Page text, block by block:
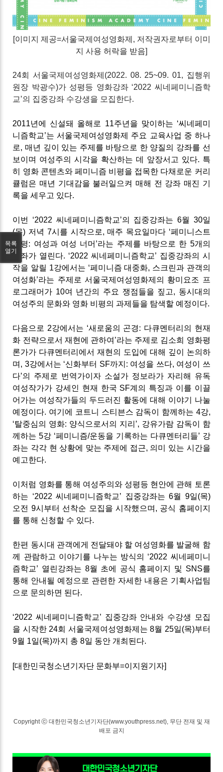
[이미지 제공=서울국제여성영화제, 저작권자로부터 이미
지 사용 허락을 받음]
24회 서울국제여성영화제(2022. 08. 25~09. 01, 집행위
원장 박광수)가 성평등 영화강좌 ‘2022 씨네페미니즘학
교’의 집중강좌 수강생을 모집한다.
2011년에 신설돼 올해로 11주년을 맞이하는 ‘씨네페미
니즘학교’는 서울국제여성영화제 주요 교육사업 중 하나
로, 매년 깊이 있는 주제를 바탕으로 한 양질의 강좌를 선
보이며 여성주의 시각을 확산하는 데 앞장서고 있다. 특
히 영화 콘텐츠와 페미니즘 비평을 접목한 다채로운 커리
큘럼은 매년 기대감을 불러일으켜 매해 전 강좌 매진 기
록을 세우고 있다.
이번 ‘2022 씨네페미니즘학교’의 집중강좌는 6월 30일
(목) 저녁 7시를 시작으로, 매주 목요일마다 ‘페미니스트
비평: 여성과 여성 너머’라는 주제를 바탕으로 한 5개의
강좌가 열린다. ‘2022 씨네페미니즘학교’ 집중강좌의 시
작을 알릴 1강에서는 ‘페미니즘 대중화, 스크린과 관객의
여성화’라는 주제로 서울국제여성영화제의 황미요조 프
로그래머가 10여 년간의 주요 쟁점들을 짚고, 동시대의
여성주의 문화와 영화 비평의 과제들을 탐색할 예정이다.
다음으로 2강에서는 ‘새로움의 곤경: 다큐멘터리의 현재
화 전략으로서 재현에 관하여’라는 주제로 김소희 영화평
론가가 다큐멘터리에서 재현의 도입에 대해 깊이 논의하
며, 3강에서는 ‘신화부터 SF까지: 여성을 쓰다, 여성이 쓰
다’의 주제로 번역가이자 소설가 정보라가 자리해 유독
여성작가가 강세인 현재 한국 SF계의 특징과 이를 이끌
어가는 여성작가들의 두드러진 활동에 대해 이야기 나눌
예정이다. 여기에 코트니 스티븐스 감독이 함께하는 4강,
‘탈중심의 영화: 양식으로서의 지리’, 강유가람 감독이 함
께하는 5강 ‘페미니즘/운동을 기록하는 다큐멘터리들’ 강
좌는 각각 현 상황에 맞는 주제에 접근, 의미 있는 시간을
예고한다.
이처럼 영화를 통해 여성주의와 성평등 현안에 관해 토론
하는 ‘2022 씨네페미니즘학교’ 집중강좌는 6월 9일(목)
오전 9시부터 선착순 모집을 시작했으며, 공식 홈페이지
를 통해 신청할 수 있다.
한편 동시대 관객에게 전달돼야 할 여성영화를 발굴해 함
께 관람하고 이야기를 나누는 방식의 ‘2022 씨네페미니
즘학교’ 열린강좌는 8월 초에 공식 홈페이지 및 SNS를
통해 안내될 예정으로 관련한 자세한 내용은 기획사업팀
으로 문의하면 된다.
‘2022 씨네페미니즘학교’ 집중강좌 안내와 수강생 모집
을 시작한 24회 서울국제여성영화제는 8월 25일(목)부터
9월 1일(목)까지 총 8일 동안 개최된다.
[대한민국청소년기자단 문화부=이지원기자]
Copyright ⓒ 대한민국청소년기자단(www.youthpress.net), 무단 전재 및 재
배포 금지
목록
열기